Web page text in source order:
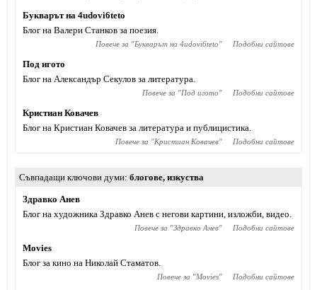
Букварът на 4udovi6teto
Блог на Валери Станков за поезия.
Повече за "Букварът на 4udovi6teto" Подобни сайтове
Под игото
Блог на Александър Секулов за литература.
Повече за "Под игото" Подобни сайтове
Кристиан Ковачев
Блог на Кристиан Ковачев за литература и публицистика.
Повече за "Кристиан Ковачев" Подобни сайтове
Съвпадащи ключови думи блогове, изкуства
Здравко Анев
Блог на художника Здравко Анев с негови картини, изложби, видео.
Повече за "Здравко Анев" Подобни сайтове
Movies
Блог за кино на Николай Стаматов.
Повече за "Movies" Подобни сайтове